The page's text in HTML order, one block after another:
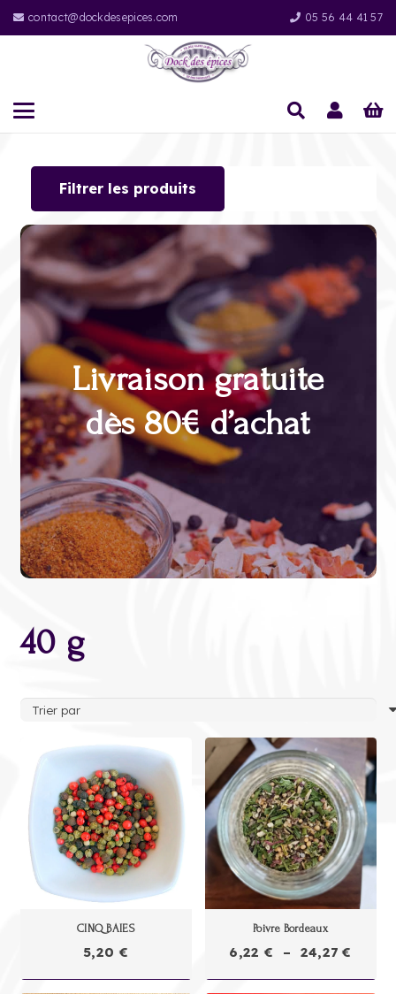
contact@dockdesepices.com 05 56 44 41 57
Filtrer les produits
Livraison gratuite
dès 80€ d’achat
40 g
CINQ BAIES
5,20 €
Poivre Bordeaux
6,22 € – 24,27€
de